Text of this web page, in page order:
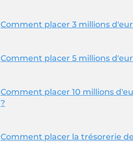
Comment placer 3 millions
Comment placer 5 millions
Comment placer 10 millions
?
Comment placer la trésorerie